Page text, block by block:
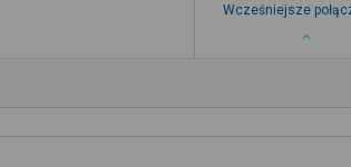
Wcześniejsze